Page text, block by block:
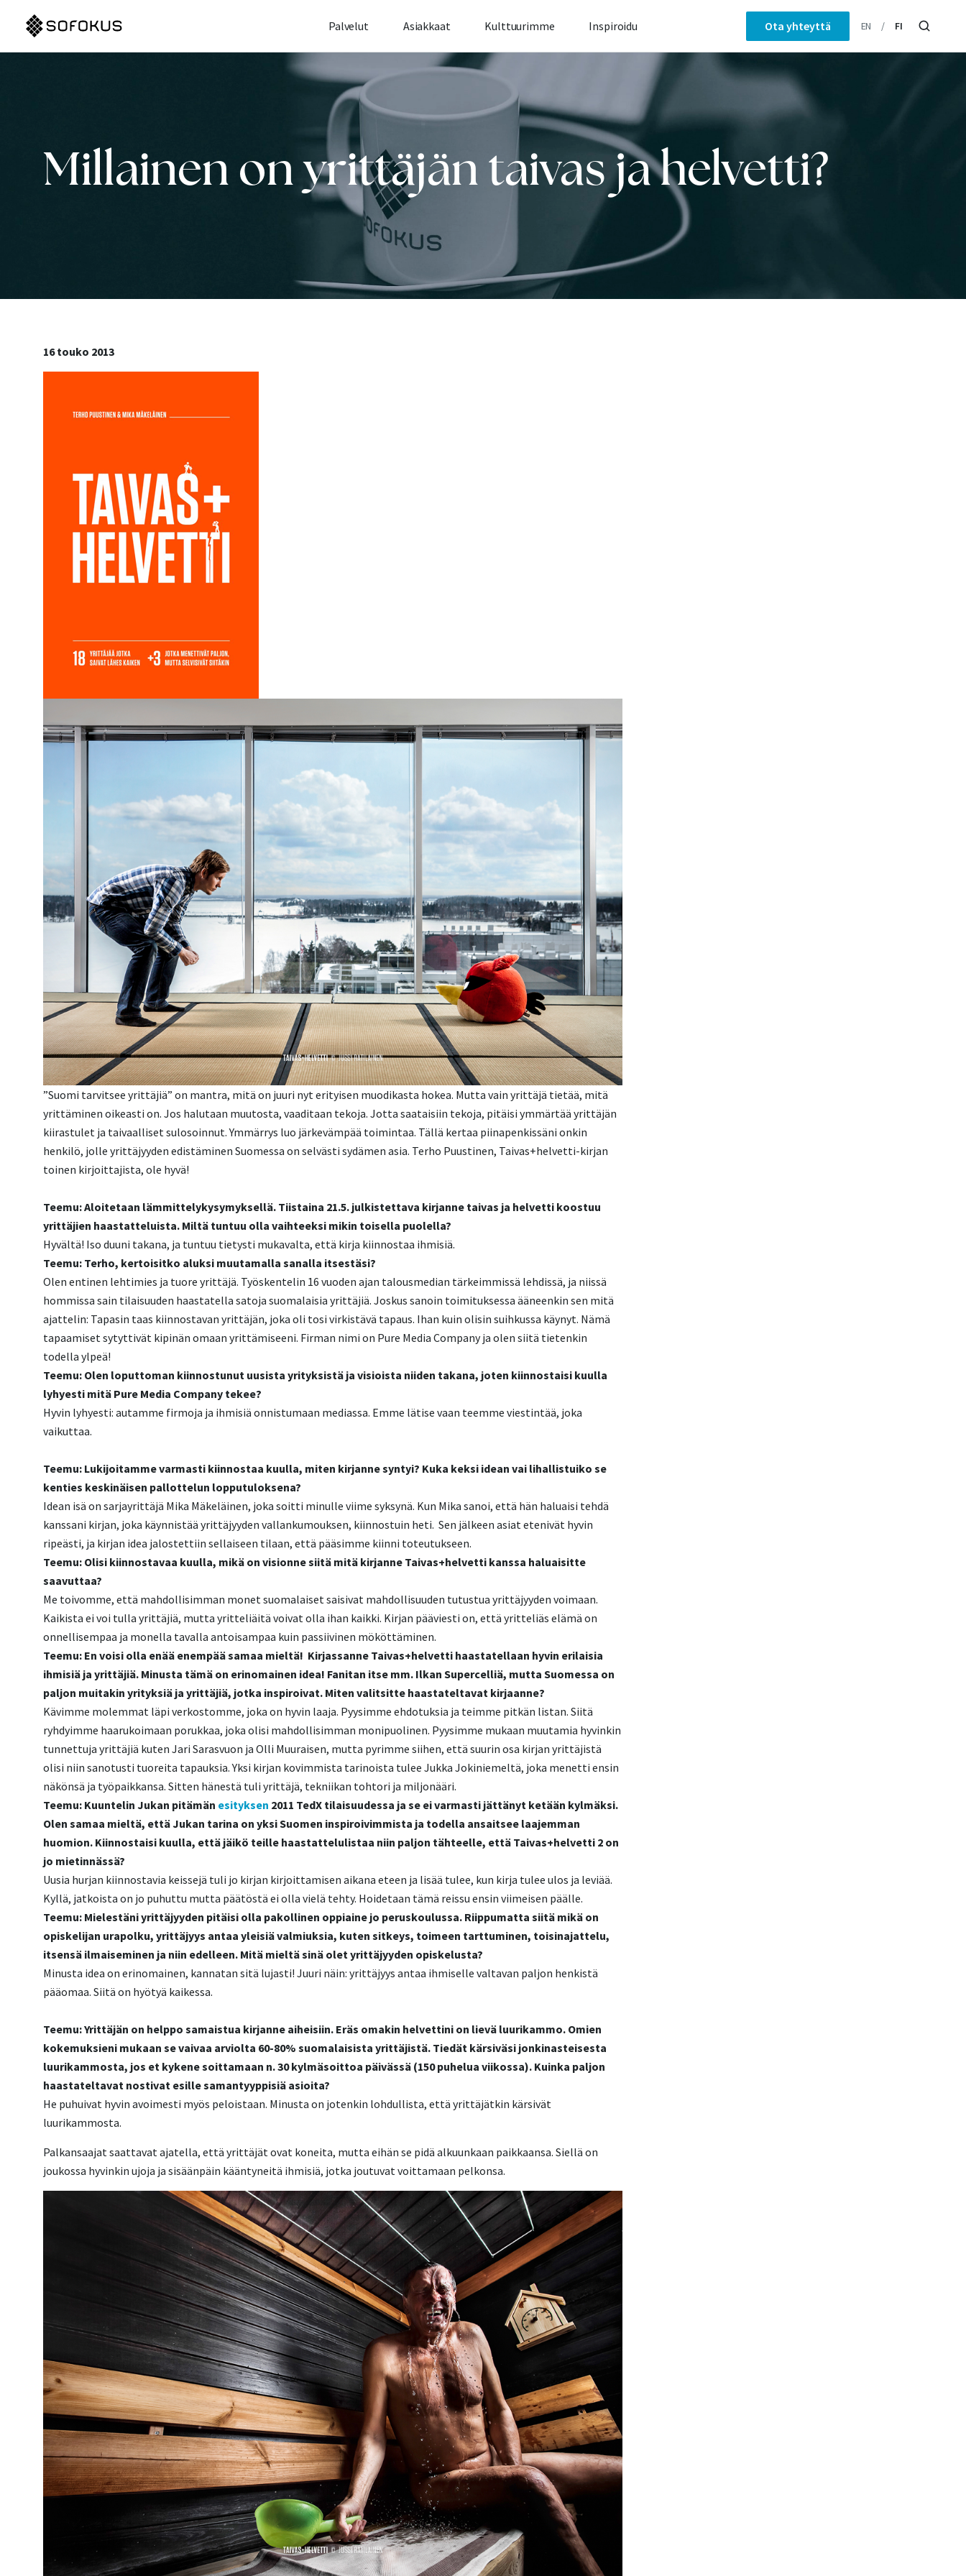
Palvelut Asiakkaat Kulttuurimme Inspiroidu Ota yhteyttä EN FI
Millainen on yrittäjän taivas ja helvetti?
16 touko 2013
”Suomi tarvitsee yrittäjiä” on mantra, mitä on juuri nyt erityisen muodikasta hokea. Mutta vain yrittäjä tietää, mitä
yrittäminen oikeasti on. Jos halutaan muutosta, vaaditaan tekoja. Jotta saataisiin tekoja, pitäisi ymmärtää yrittäjän
kiirastulet ja taivaalliset sulosoinnut. Ymmärrys luo järkevämpää toimintaa. Tällä kertaa piinapenkissäni onkin
henkilö, jolle yrittäjyyden edistäminen Suomessa on selvästi sydämen asia. Terho Puustinen, Taivas+helvetti-kirjan
toinen kirjoittajista, ole hyvä!
Teemu: Aloitetaan lämmittelykysymyksellä. Tiistaina 21.5. julkistettava kirjanne taivas ja helvetti koostuu
yrittäjien haastatteluista. Miltä tuntuu olla vaihteeksi mikin toisella puolella?
Hyvältä! Iso duuni takana, ja tuntuu tietysti mukavalta, että kirja kiinnostaa ihmisiä.
Teemu: Terho, kertoisitko aluksi muutamalla sanalla itsestäsi?
Olen entinen lehtimies ja tuore yrittäjä. Työskentelin 16 vuoden ajan talousmedian tärkeimmissä lehdissä, ja niissä
hommissa sain tilaisuuden haastatella satoja suomalaisia yrittäjiä. Joskus sanoin toimituksessa ääneenkin sen mitä
ajattelin: Tapasin taas kiinnostavan yrittäjän, joka oli tosi virkistävä tapaus. Ihan kuin olisin suihkussa käynyt. Nämä
tapaamiset sytyttivät kipinän omaan yrittämiseeni. Firman nimi on Pure Media Company ja olen siitä tietenkin
todella ylpeä!
Teemu: Olen loputtoman kiinnostunut uusista yrityksistä ja visioista niiden takana, joten kiinnostaisi kuulla
lyhyesti mitä Pure Media Company tekee?
Hyvin lyhyesti: autamme firmoja ja ihmisiä onnistumaan mediassa. Emme lätise vaan teemme viestintää, joka
vaikuttaa.
Teemu: Lukijoitamme varmasti kiinnostaa kuulla, miten kirjanne syntyi? Kuka keksi idean vai lihallistuiko se
kenties keskinäisen pallottelun lopputuloksena?
Idean isä on sarjayrittäjä Mika Mäkeläinen, joka soitti minulle viime syksynä. Kun Mika sanoi, että hän haluaisi tehdä
kanssani kirjan, joka käynnistää yrittäjyyden vallankumouksen, kiinnostuin heti. Sen jälkeen asiat etenivät hyvin
ripeästi, ja kirjan idea jalostettiin sellaiseen tilaan, että pääsimme kiinni toteutukseen.
Teemu: Olisi kiinnostavaa kuulla, mikä on visionne siitä mitä kirjanne Taivas+helvetti kanssa haluaisitte
saavuttaa?
Me toivomme, että mahdollisimman monet suomalaiset saisivat mahdollisuuden tutustua yrittäjyyden voimaan.
Kaikista ei voi tulla yrittäjiä, mutta yritteliäitä voivat olla ihan kaikki. Kirjan pääviesti on, että yritteliäs elämä on
onnellisempaa ja monella tavalla antoisampaa kuin passiivinen mököttäminen.
Teemu: En voisi olla enää enempää samaa mieltä! Kirjassanne Taivas+helvetti haastatellaan hyvin erilaisia
ihmisiä ja yrittäjiä. Minusta tämä on erinomainen idea! Fanitan itse mm. Ilkan Supercelliä, mutta Suomessa on
paljon muitakin yrityksiä ja yrittäjiä, jotka inspiroivat. Miten valitsitte haastateltavat kirjaanne?
Kävimme molemmat läpi verkostomme, joka on hyvin laaja. Pyysimme ehdotuksia ja teimme pitkän listan. Siitä
ryhdyimme haarukoimaan porukkaa, joka olisi mahdollisimman monipuolinen. Pyysimme mukaan muutamia hyvinkin
tunnettuja yrittäjiä kuten Jari Sarasvuon ja Olli Muuraisen, mutta pyrimme siihen, että suurin osa kirjan yrittäjistä
olisi niin sanotusti tuoreita tapauksia. Yksi kirjan kovimmista tarinoista tulee Jukka Jokiniemeltä, joka menetti ensin
näkönsä ja työpaikkansa. Sitten hänestä tuli yrittäjä, tekniikan tohtori ja miljonääri.
Teemu: Kuuntelin Jukan pitämän esityksen 2011 TedX tilaisuudessa ja se ei varmasti jättänyt ketään kylmäksi.
Olen samaa mieltä, että Jukan tarina on yksi Suomen inspiroivimmista ja todella ansaitsee laajemman
huomion. Kiinnostaisi kuulla, että jäikö teille haastattelulistaa niin paljon tähteelle, että Taivas+helvetti 2 on
jo mietinnässä?
Uusia hurjan kiinnostavia keissejä tuli jo kirjan kirjoittamisen aikana eteen ja lisää tulee, kun kirja tulee ulos ja leviää.
Kyllä, jatkoista on jo puhuttu mutta päätöstä ei olla vielä tehty. Hoidetaan tämä reissu ensin viimeisen päälle.
Teemu: Mielestäni yrittäjyyden pitäisi olla pakollinen oppiaine jo peruskoulussa. Riippumatta siitä mikä on
opiskelijan urapolku, yrittäjyys antaa yleisiä valmiuksia, kuten sitkeys, toimeen tarttuminen, toisinajattelu,
itsensä ilmaiseminen ja niin edelleen. Mitä mieltä sinä olet yrittäjyyden opiskelusta?
Minusta idea on erinomainen, kannatan sitä lujasti! Juuri näin: yrittäjyys antaa ihmiselle valtavan paljon henkistä
pääomaa. Siitä on hyötyä kaikessa.
Teemu: Yrittäjän on helppo samaistua kirjanne aiheisiin. Eräs omakin helvettini on lievä luurikammo. Omien
kokemuksieni mukaan se vaivaa arviolta 60-80% suomalaisista yrittäjistä. Tiedät kärsiväsi jonkinasteisesta
luurikammosta, jos et kykene soittamaan n. 30 kylmäsoittoa päivässä (150 puhelua viikossa). Kuinka paljon
haastateltavat nostivat esille samantyyppisiä asioita?
He puhuivat hyvin avoimesti myös peloistaan. Minusta on jotenkin lohdullista, että yrittäjätkin kärsivät
luurikammosta.
Palkansaajat saattavat ajatella, että yrittäjät ovat koneita, mutta eihän se pidä alkuunkaan paikkaansa. Siellä on
joukossa hyvinkin ujoja ja sisäänpäin kääntyneitä ihmisiä, jotka joutuvat voittamaan pelkonsa.